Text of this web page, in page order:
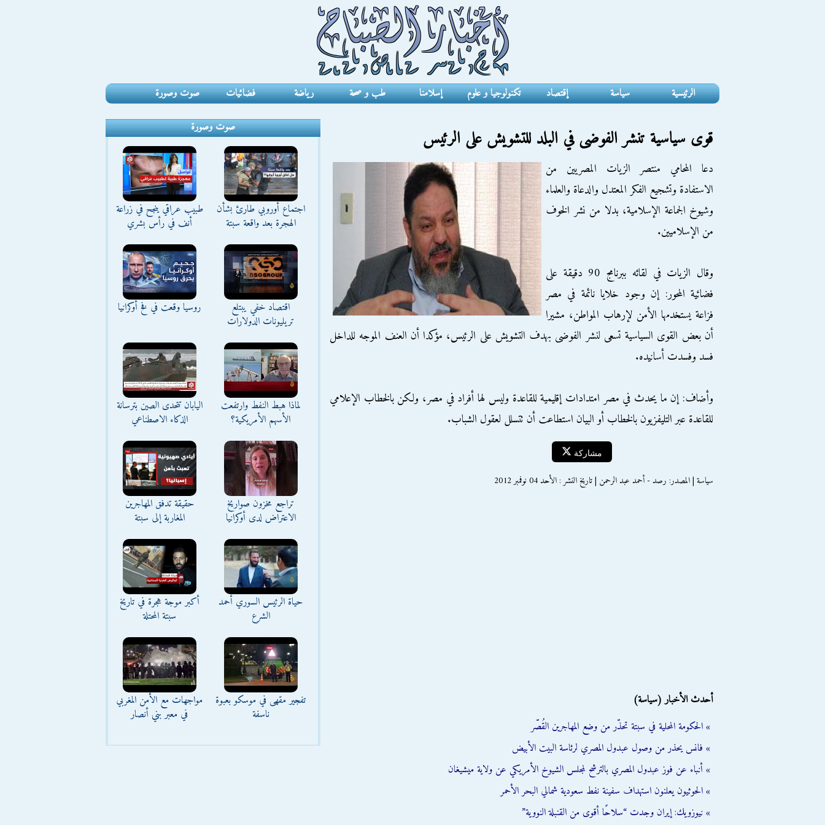
الرئيسية سياسة إقتصاد تكنولوجيا و علوم إسلامنا طب و صحة رياضة فضائيات صوت وصورة
قوى سياسية تنشر الفوضى في البلد للتشويش على الرئيس
دعا المحامي منتصر الزيات المصريين من
الاستفادة وتشجيع الفكر المعتدل والدعاة والعلماء
وشيوخ الجماعة الإسلامية، بدلا من نشر الخوف
من الإسلاميين.
وقال الزيات في لقائه ببرنامج 90 دقيقة على
فضائية المحور: إن وجود خلايا نائمة في مصر
فزاعة يستخدمها الأمن لإرهاب المواطن، مشيرا
أن بعض القوى السياسية تسعى لنشر الفوضى بهدف التشويش على الرئيس، مؤكدا أن العنف الموجه للداخل
فسد وفسدت أسانيده.
وأضاف: إن ما يحدث في مصر امتدادات إقليمية للقاعدة وليس لها أفراد في مصر، ولكن بالخطاب الإعلامي
للقاعدة عبر التليفزيون بالخطاب أو البيان استطاعت أن تتسلل لعقول الشباب.
مشاركة
سياسة | المصدر: رصد - أحمد عبد الرحمن | تاريخ النشر : الأحد 04 نوفمبر 2012
أحدث الأخبار (سياسة)
» الحكومة المحلية في سبتة تحذّر من وضع المهاجرين القُصّر
» فانس يحذر من وصول عبدول المصري لرئاسة البيت الأبيض
» أنباء عن فوز عبدول المصري بالترشح لمجلس الشيوخ الأمريكي عن ولاية ميشيغان
» الحوثيون يعلنون استهداف سفينة نفط سعودية شمالي البحر الأحمر
» نيوزويك: إيران وجدت “سلاحًا أقوى من القنبلة النووية”
صوت وصورة
اجتماع أوروبي طارئ بشأن
الهجرة بعد واقعة سبتة
طبيب عراقي ينجح في زراعة
أنف في رأس بشري
اقتصاد خفي يبتلع
تريليونات الدولارات
روسيا وقعت في فخ أوكرانيا
لماذا هبط النفط وارتفعت
الأسهم الأمريكية؟
اليابان تتحدى الصين بترسانة
الذكاء الاصطناعي
تراجع مخزون صواريخ
الاعتراض لدى أوكرانيا
حقيقة تدفق المهاجرين
المغاربة إلى سبتة
حياة الرئيس السوري أحمد
الشرع
أكبر موجة هجرة في تاريخ
سبتة المحتلة
تفجير مقهى في موسكو بعبوة
ناسفة
مواجهات مع الأمن المغربي
في معبر بني أنصار